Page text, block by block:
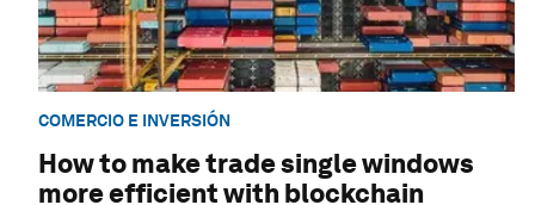
COMERCIO E INVERSIÓN
How to make trade single windows
more efficient with blockchain